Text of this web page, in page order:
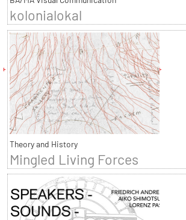
kolonialokal
Theory and History
Mingled Living Forces